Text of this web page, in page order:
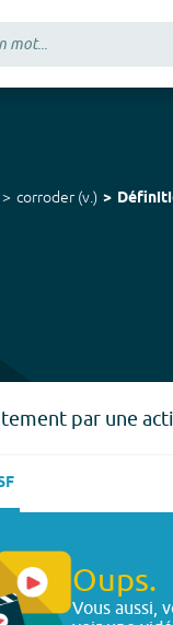
corroder (v.)
par une
Oups.
Vous aussi,